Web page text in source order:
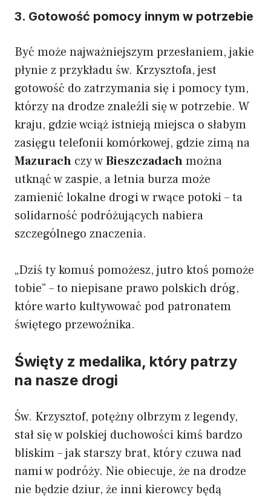
3. Gotowość pomocy innym w potrzebie
Być może najważniejszym przesłaniem, jakie
płynie z przykładu św. Krzysztofa, jest
gotowość do zatrzymania się i pomocy tym,
którzy na drodze znaleźli się w potrzebie. W
kraju, gdzie wciąż istnieją miejsca o słabym
zasięgu telefonii komórkowej, gdzie zimą na
Mazurach czy wBieszczadachmożna
utknąć w zaspie, a letnia burza może
zamienić lokalne drogi w rwące potoki – ta
solidarność podróżujących nabiera
szczególnego znaczenia.
„Dziś ty komuś pomożesz, jutro ktoś pomoże
tobie” – to niepisane prawo polskich dróg,
które warto kultywować pod patronatem
świętego przewoźnika.
Święty z medalika, który patrzy
na nasze drogi
Św. Krzysztof, potężny olbrzym z legendy,
stał się w polskiej duchowości kimś bardzo
bliskim – jak starszy brat, który czuwa nad
nami w podróży. Nie obiecuje, że na drodze
nie będzie dziur, że inni kierowcy będą